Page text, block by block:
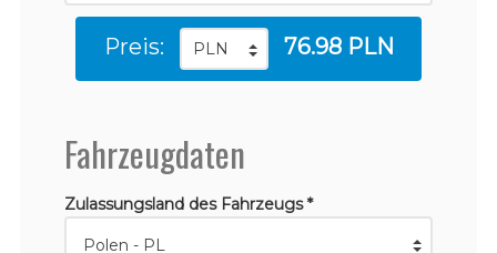
Preis: 76.98 PLN
Fahrzeugdaten
Zulassungsland des Fahrzeugs *